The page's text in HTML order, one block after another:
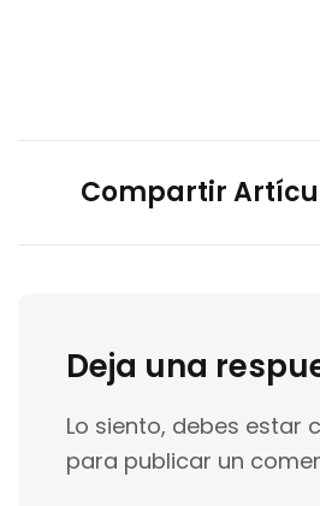
Compartir
Deja una
Lo siento, debes estar
para publicar un